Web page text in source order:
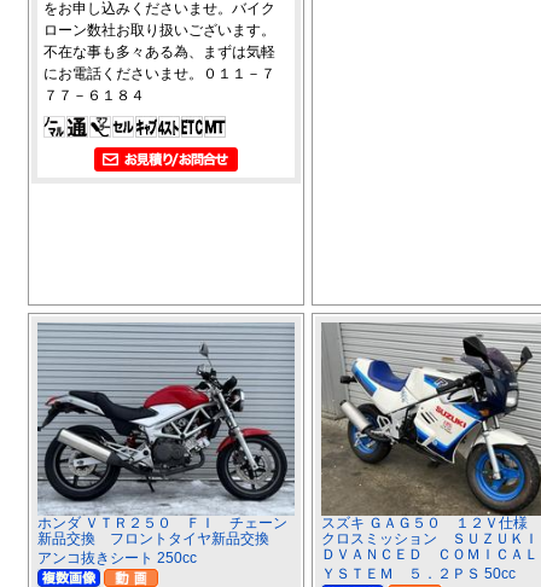
をお申し込みくださいませ。バイク
ローン数社お取り扱いございます。
不在な事も多々ある為、まずは気軽
にお電話くださいませ。０１１－７
７７－６１８４
ホンダ ＶＴＲ２５０ ＦＩ チェーン
新品交換 フロントタイヤ新品交換
アンコ抜きシート 250cc
スズキ ＧＡＧ５０ １２Ｖ仕様
クロスミッション ＳＵＺＵＫ
ＤＶＡＮＣＥＤ ＣＯＭＩＣＡ
ＹＳＴＥＭ ５．２ＰＳ 50cc